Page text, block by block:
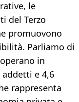
le
del Terzo
promuovono
Parliamo di
in
e 4,6
rappresenta